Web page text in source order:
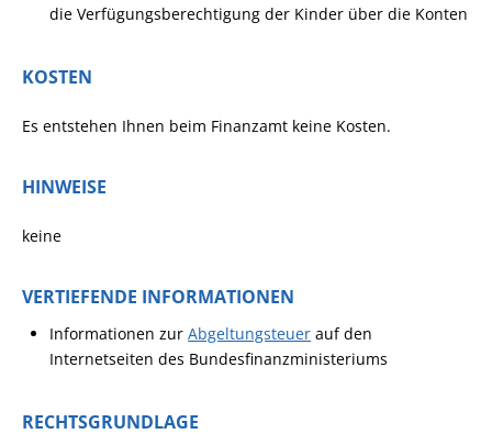
die Verfügungsberechtigung der Kinder über die Konten
KOSTEN
Es entstehen Ihnen beim Finanzamt keine Kosten.
HINWEISE
keine
VERTIEFENDE INFORMATIONEN
Informationen zurAbgeltungsteuer auf den
Internetseiten des Bundesfinanzministeriums
RECHTSGRUNDLAGE